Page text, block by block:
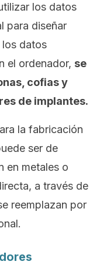
los datos
para diseñar
los datos
el ordenador, se
cofias y
de implantes.
la fabricación
ser de
en metales o
a través de
reemplazan por